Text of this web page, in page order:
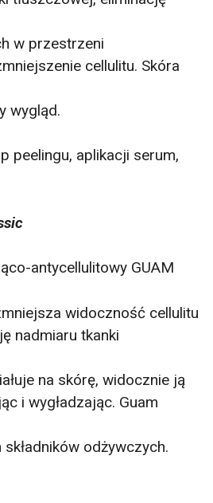
w przestrzeni
cellulitu. Skóra
wygląd.
peelingu, aplikacji serum,
antycellulitowy GUAM
widoczność cellulitu
nadmiaru tkanki
na skórę, widocznie ją
i wygładzając. Guam
odżywczych.